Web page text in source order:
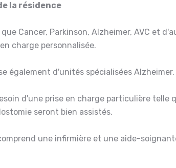
la résidence
Cancer, Parkinson, Alzheimer, AVC et
charge personnalisée.
également d'unités spécialisées Alzheimer.
d'une prise en charge particulière telle
seront bien assistés.
une infirmière et une aide-